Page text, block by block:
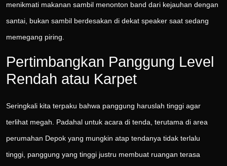
menikmati makanan sambil menonton band dari kejauhan dengan
santai, bukan sambil berdesakan di dekat speaker saat sedang
memegang piring.
Pertimbangkan Panggung Level
Rendah atau Karpet
Seringkali kita terpaku bahwa panggung haruslah tinggi agar
terlihat megah. Padahal untuk acara di tenda, terutama di area
perumahan Depok yang mungkin atap tendanya tidak terlalu
tinggi, panggung yang tinggi justru membuat ruangan terasa